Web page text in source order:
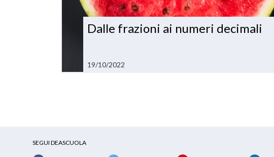
Dalle frazioni ai numeri decimali
19/10/2022
SEGUI DEASCUOLA